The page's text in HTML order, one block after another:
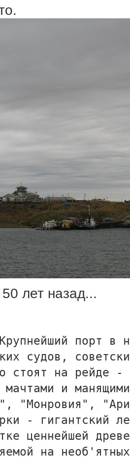
лет назад...
порт в
судов,
стоят на рейде -
мачтами и
"Монровия",
- гигантский
ценнейшей
на